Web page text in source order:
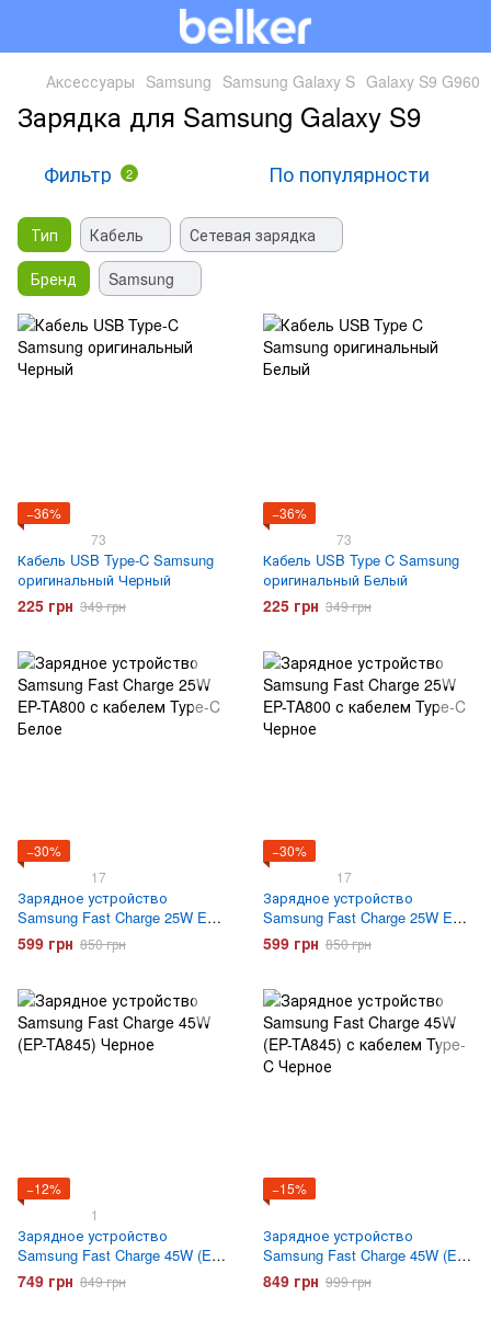
Аксессуары Samsung Samsung Galaxy S Galaxy S9 G960
Зарядка для Samsung Galaxy S9
Фильтр 2 По популярности
Тип Кабель
Сетевая зарядка
Бренд
Samsung
−36%
73
Кабель USB Type-C Samsung
оригинальный Черный
225 грн 349 грн
−36%
73
Кабель USB Type C Samsung
оригинальный Белый
225 грн 349 грн
−30%
17
Зарядное устройство
Samsung Fast Charge 25W EP-
TA800 с кабелем Type-C Белое
599 грн 850 грн
−30%
17
Зарядное устройство
Samsung Fast Charge 25W EP-
TA800 с кабелем Type-C
Черное
599 грн 850 грн
−12%
1
Зарядное устройство
Samsung Fast Charge 45W (EP-
TA845) Черное
749 грн 849 грн
−15%
Зарядное устройство
Samsung Fast Charge 45W (EP-
TA845) с кабелем Type-C
Черное
849 грн 999 грн